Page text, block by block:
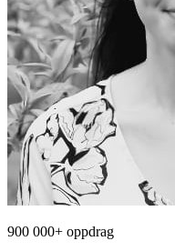
900 000+ oppdrag